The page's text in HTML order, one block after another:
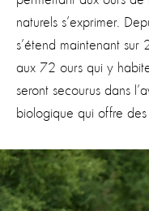
naturels s’exprimer.
s’étend maintenant sur
aux 72 ours qui y
seront secourus dans
biologique qui offre des